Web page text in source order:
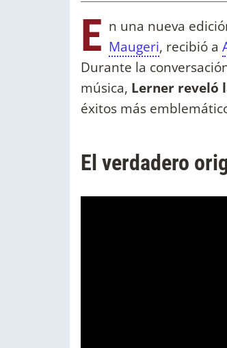
E n una nueva
Maugeri, recibió a
Durante la
música, Lerner reveló
éxitos más
El verdadero